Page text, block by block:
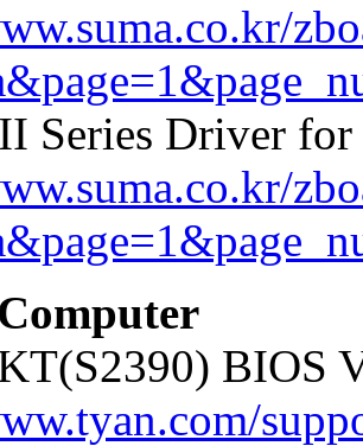
Series Driver
BIOS